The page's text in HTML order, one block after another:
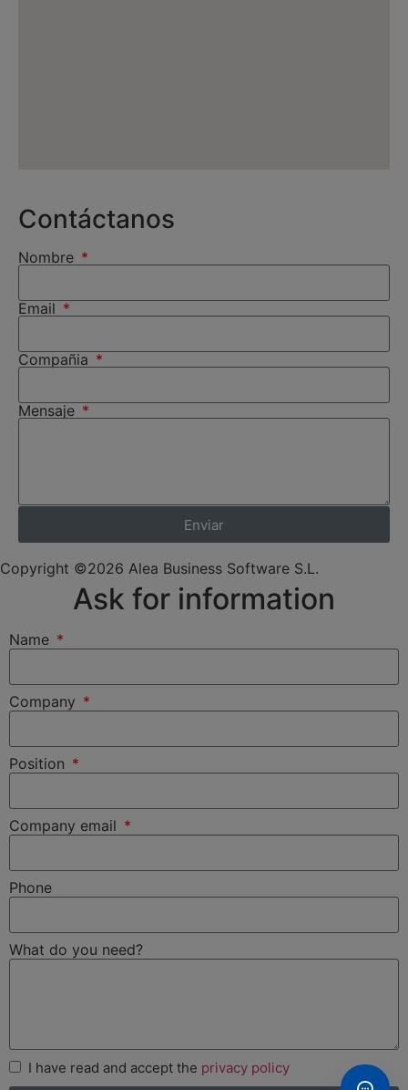
Contáctanos
Nombre
Email
Compañia
Mensaje
Enviar
Copyright ©2026 Alea Business Software S.L.
Ask for information
Name
Company
Position
Company email
Phone
What do you need?
I have read and accept the privacy policy